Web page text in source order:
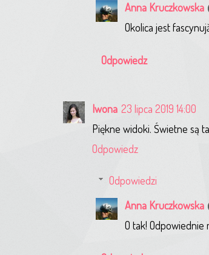
Anna Kruczkowska
Okolica jest
Odpowiedz
Iwona 23 lipca 2019 14:00
Piękne widoki. Świetne są
Odpowiedz
Odpowiedzi
Anna Kruczkowska
O tak!